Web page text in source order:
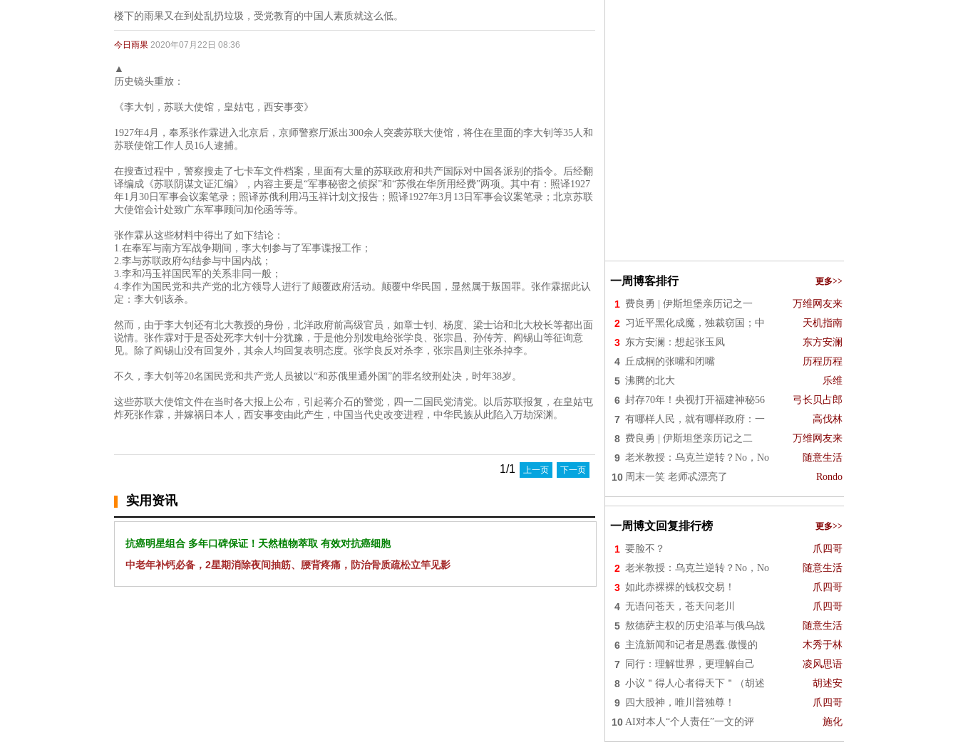
楼下的雨果又在到处乱扔垃圾，受党教育的中国人素质就这么低。
今日雨果 2020年07月22日 08:36
▲
历史镜头重放：
《李大钊，苏联大使馆，皇姑屯，西安事变》
1927年4月，奉系张作霖进入北京后，京师警察厅派出300余人突袭苏联大使馆，将住在里面的李大钊等35人和
苏联使馆工作人员16人逮捕。
在搜查过程中，警察搜走了七卡车文件档案，里面有大量的苏联政府和共产国际对中国各派别的指令。后经翻
译编成《苏联阴谋文证汇编》，内容主要是“军事秘密之侦探”和“苏俄在华所用经费”两项。其中有：照译1927
年1月30日军事会议案笔录；照译苏俄利用冯玉祥计划文报告；照译1927年3月13日军事会议案笔录；北京苏联
大使馆会计处致广东军事顾问加伦函等等。
张作霖从这些材料中得出了如下结论：
1.在奉军与南方军战争期间，李大钊参与了军事谍报工作；
2.李与苏联政府勾结参与中国内战；
3.李和冯玉祥国民军的关系非同一般；
4.李作为国民党和共产党的北方领导人进行了颠覆政府活动。颠覆中华民国，显然属于叛国罪。张作霖据此认
定：李大钊该杀。
然而，由于李大钊还有北大教授的身份，北洋政府前高级官员，如章士钊、杨度、梁士诒和北大校长等都出面
说情。张作霖对于是否处死李大钊十分犹豫，于是他分别发电给张学良、张宗昌、孙传芳、阎锡山等征询意
见。除了阎锡山没有回复外，其余人均回复表明态度。张学良反对杀李，张宗昌则主张杀掉李。
不久，李大钊等20名国民党和共产党人员被以“和苏俄里通外国”的罪名绞刑处决，时年38岁。
这些苏联大使馆文件在当时各大报上公布，引起蒋介石的警觉，四一二国民党清党。以后苏联报复，在皇姑屯
炸死张作霖，并嫁祸日本人，西安事变由此产生，中国当代史改变进程，中华民族从此陷入万劫深渊。
1/1 上一页 下一页
实用资讯
抗癌明星组合 多年口碑保证！天然植物萃取 有效对抗癌细胞
中老年补钙必备，2星期消除夜间抽筋、腰背疼痛，防治骨质疏松立竿见影
一周博客排行 更多>>
1 费良勇 | 伊斯坦堡亲历记之一 万维网友来
2 习近平黑化成魔，独裁窃国；中 天机指南
3 东方安澜：想起张玉凤 东方安澜
4 丘成桐的张嘴和闭嘴 历程历程
5 沸腾的北大 乐维
6 封存70年！央视打开福建神秘56 弓长贝占郎
7 有哪样人民，就有哪样政府：一 高伐林
8 费良勇 | 伊斯坦堡亲历记之二 万维网友来
9 老米教授：乌克兰逆转？No，No 随意生活
10 周末一笑 老师忒漂亮了 Rondo
一周博文回复排行榜 更多>>
1 要脸不？ 爪四哥
2 老米教授：乌克兰逆转？No，No 随意生活
3 如此赤裸裸的钱权交易！ 爪四哥
4 无语问苍天，苍天问老川 爪四哥
5 敖德萨主权的历史沿革与俄乌战 随意生活
6 主流新闻和记者是愚蠢.傲慢的 木秀于林
7 同行：理解世界，更理解自己 凌风思语
8 小议＂得人心者得天下＂（胡述 胡述安
9 四大股神，唯川普独尊！ 爪四哥
10 AI对本人“个人责任”一文的评 施化